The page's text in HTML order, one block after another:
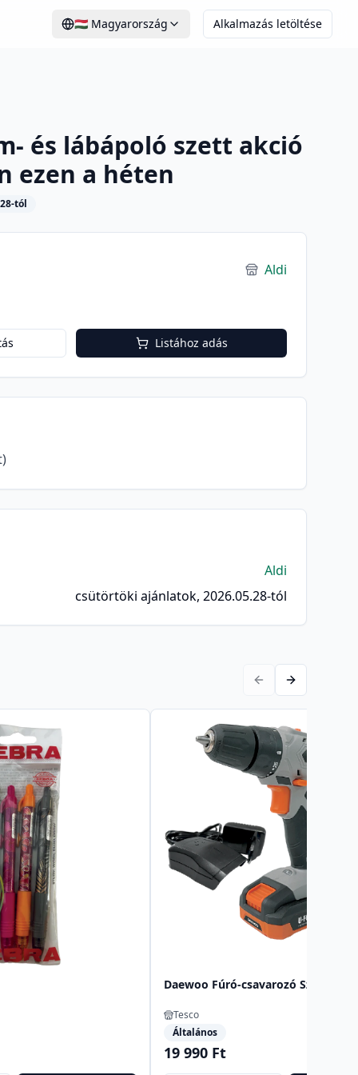
🇭🇺 Magyarország Alkalmazás letöltése
és lábápoló szett akció
ezen a héten
tól
Aldi
Listához adás
Aldi
csütörtöki ajánlatok, 2026.05.28-tól
Daewoo Fúró-csavarozó Szett
Tesco
Általános
19 990 Ft